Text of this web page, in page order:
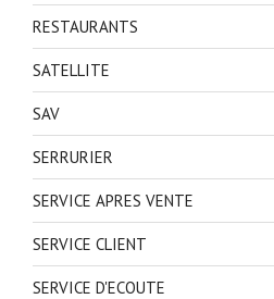
RESTAURANTS
SATELLITE
SAV
SERRURIER
SERVICE APRES VENTE
SERVICE CLIENT
SERVICE D'ECOUTE